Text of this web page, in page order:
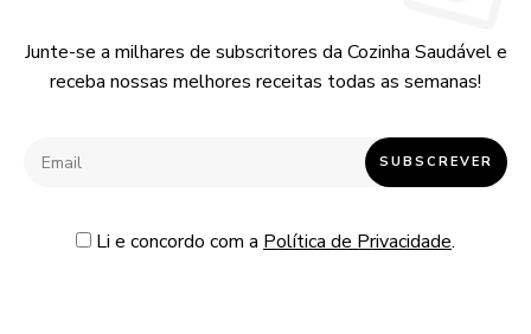
Junte-se a milhares de subscritores da Cozinha Saudável e
receba nossas melhores receitas todas as semanas!
Li e concordo com a Política de Privacidade.